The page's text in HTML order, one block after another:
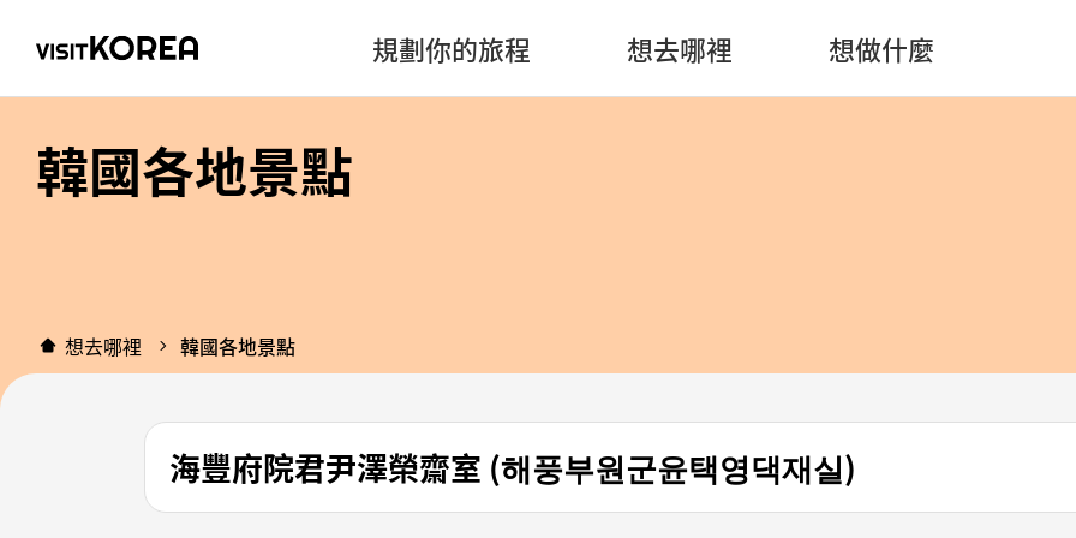
規劃你的旅程 想去哪裡 想做什麼
韓國各地景點
想去哪裡 韓國各地景點
海豐府院君尹澤榮齋室 (해풍부원군윤택영댁재실)